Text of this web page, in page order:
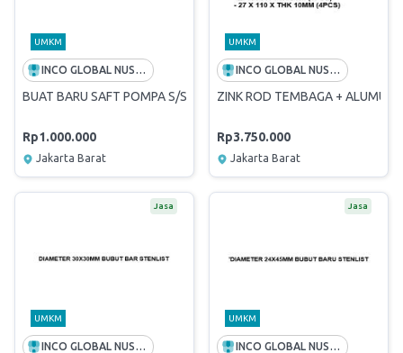
UMKM
INCO GLOBAL NUSANTARA
BUAT BARU SAFT POMPA S/S 22MM X P 260MM
Rp1.000.000
Jakarta Barat
UMKM
INCO GLOBAL NUSANTARA
ZINK ROD TEMBAGA +
Rp3.750.000
Jakarta Barat
Jasa
UMKM
INCO GLOBAL NUSANTARA
Jasa
UMKM
INCO GLOBAL NUSANTARA